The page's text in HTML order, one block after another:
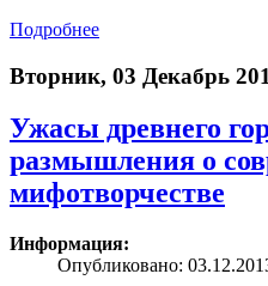
Подробнее
Вторник, 03 Декабрь
Ужасы древнего
размышления о
мифотворчестве
Информация:
Опубликовано: